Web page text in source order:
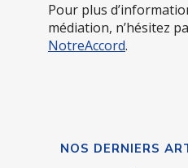
Pour plus
médiation, n’hésitez
NotreAccord.
NOS DERNIERS